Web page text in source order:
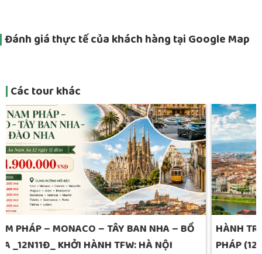
Đánh giá thực tế của khách hàng tại Google Map
Các tour khác
Hàn Quốc: Nami Island – Trượt Tuyết – Lotte
World – Hái Trái Cây_ 5N4Đ_4 Sao